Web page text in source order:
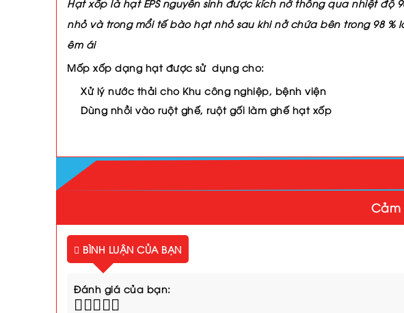
Hạt xốp là hạt EPS nguyên sinh được kích nở thông qua nhiệt độ
nhỏ và trong mổi tế bào hạt nhỏ sau khi nở chứa bên trong 98
êm ái
Mốp xốp dạng hạt được sử dụng cho:
Xử lý nước thải cho Khu công nghiệp, bệnh viện
Dùng nhồi vào ruột ghế, ruột gối làm ghế hạt xốp
Cảm
BÌNH LUẬN CỦA BẠN
Đánh giá của bạn: